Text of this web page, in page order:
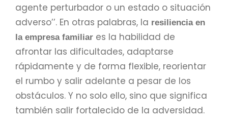
agente perturbador o un estado o situación
adverso’’. En otras palabras, la resiliencia en
la empresa familiar es la habilidad de
afrontar las dificultades, adaptarse
rápidamente y de forma flexible, reorientar
el rumbo y salir adelante a pesar de los
obstáculos. Y no solo ello, sino que significa
también salir fortalecido de la adversidad.